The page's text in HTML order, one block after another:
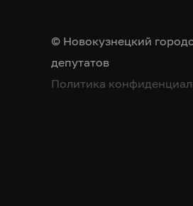
© Новокузнецкий
депутатов
Политика